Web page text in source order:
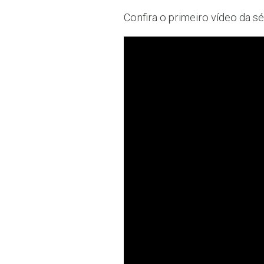
Confira o primeiro vídeo da